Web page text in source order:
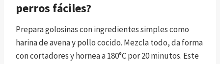
perros fáciles?
Prepara golosinas con ingredientes simples como
harina de avena y pollo cocido. Mezcla todo, da forma
con cortadores y hornea a 180°C por 20 minutos. Este